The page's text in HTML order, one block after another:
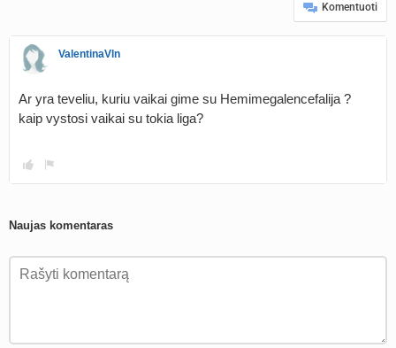
Komentuoti
ValentinaVln
Ar yra teveliu, kuriu vaikai gime su Hemimegalencefalija ?
kaip vystosi vaikai su tokia liga?
Naujas komentaras